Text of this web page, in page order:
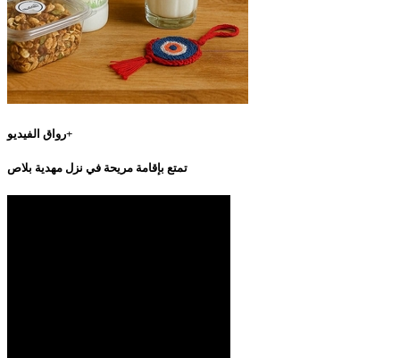
رواق الفيديو+
تمتع بإقامة مريحة في نزل مهدية بلاص